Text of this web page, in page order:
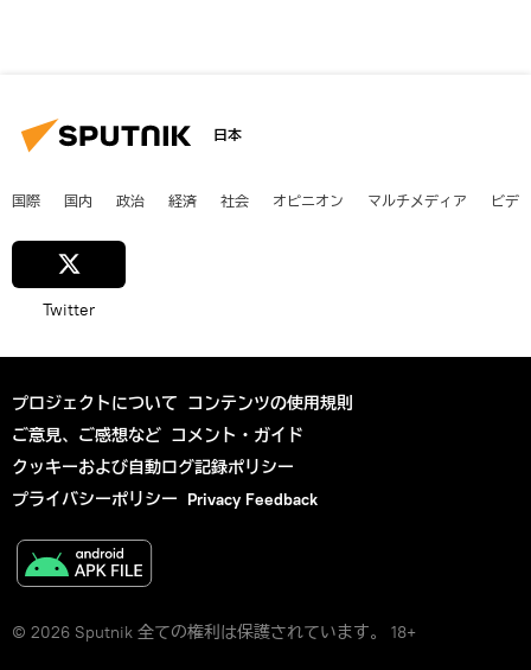
日本
国際 国内 政治 経済 社会 オピニオン マルチメディア ビデ
Twitter
プロジェクトについて コンテンツの使用規則
ご意見、ご感想など コメント・ガイド
クッキーおよび自動ログ記録ポリシー
プライバシーポリシー Privacy Feedback
© 2026 Sputnik 全ての権利は保護されています。 18+